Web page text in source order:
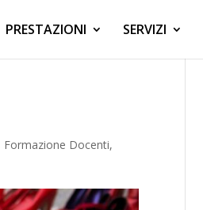
PRESTAZIONI SERVIZI
Formazione Docenti,